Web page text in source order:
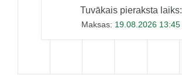
Tuvākais pieraksta laiks:
Maksas: 19.08.2026 13:45